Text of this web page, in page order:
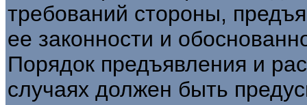
требований стороны,
ее законности и
Порядок предъявления и
случаях должен быть